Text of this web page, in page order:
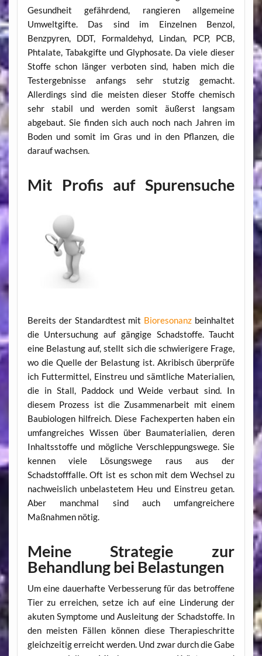
Gesundheit gefährdend, rangieren allgemeine
Umweltgifte. Das sind im Einzelnen Benzol,
Benzpyren, DDT, Formaldehyd, Lindan, PCP, PCB,
Phtalate, Tabakgifte und Glyphosate. Da viele dieser
Stoffe schon länger verboten sind, haben mich die
Testergebnisse anfangs sehr stutzig gemacht.
Allerdings sind die meisten dieser Stoffe chemisch
sehr stabil und werden somit äußerst langsam
abgebaut. Sie finden sich auch noch nach Jahren im
Boden und somit im Gras und in den Pflanzen, die
darauf wachsen.
Mit Profis auf Spurensuche
Bereits der Standardtest mit Bioresonanz beinhaltet
die Untersuchung auf gängige Schadstoffe. Taucht
eine Belastung auf, stellt sich die schwierigere Frage,
wo die Quelle der Belastung ist. Akribisch überprüfe
ich Futtermittel, Einstreu und sämtliche Materialien,
die in Stall, Paddock und Weide verbaut sind. In
diesem Prozess ist die Zusammenarbeit mit einem
Baubiologen hilfreich. Diese Fachexperten haben ein
umfangreiches Wissen über Baumaterialien, deren
Inhaltsstoffe und mögliche Verschleppungswege. Sie
kennen viele Lösungswege raus aus der
Schadstofffalle. Oft ist es schon mit dem Wechsel zu
nachweislich unbelastetem Heu und Einstreu getan.
Aber manchmal sind auch umfangreichere
Maßnahmen nötig.
Meine Strategie zur
Behandlung bei Belastungen
Um eine dauerhafte Verbesserung für das betroffene
Tier zu erreichen, setze ich auf eine Linderung der
akuten Symptome und Ausleitung der Schadstoffe. In
den meisten Fällen können diese Therapieschritte
gleichzeitig erreicht werden. Und zwar durch die Gabe